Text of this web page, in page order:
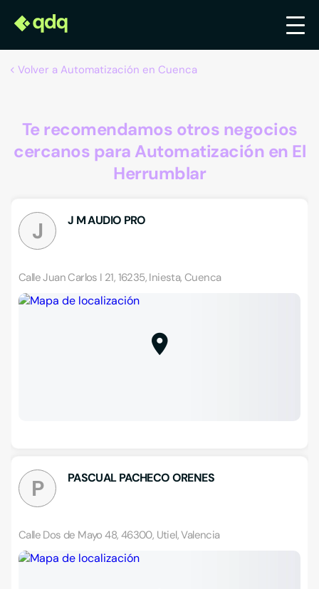
Volver a Automatización en Cuenca
Te recomendamos otros negocios
cercanos para Automatización en El
Herrumblar
J J M AUDIO PRO
Calle Juan Carlos I 21, 16235, Iniesta, Cuenca
P PASCUAL PACHECO ORENES
Calle Dos de Mayo 48, 46300, Utiel, Valencia